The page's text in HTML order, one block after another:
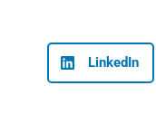
LinkedIn